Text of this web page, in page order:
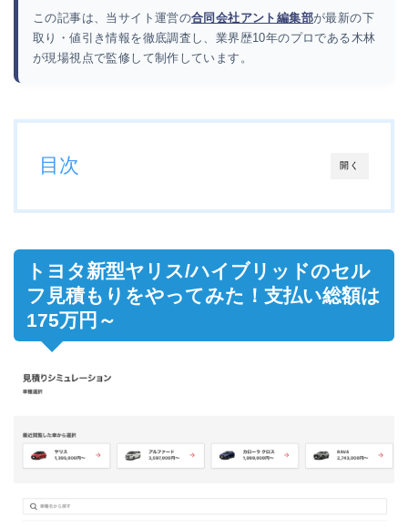
この記事は、当サイト運営の合同会社アント編集部が最新の下
取り・値引き情報を徹底調査し、業界歴10年のプロである木林
が現場視点で監修して制作しています。
開く
目次
トヨタ新型ヤリス/ハイブリッドのセル
フ見積も りをやってみた！支払い総額は
175万円～